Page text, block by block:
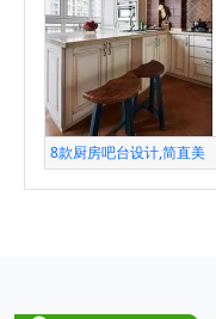
8款厨房吧台设计,简直美